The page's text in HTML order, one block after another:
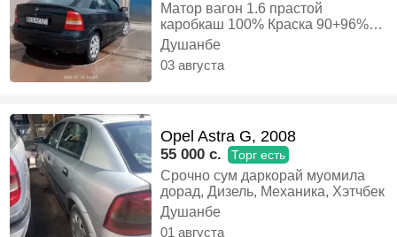
Матор вагон 1.6 прастой
каробкаш 100% Краска 90+96%
Балон 86-96% Ҳуҷат дорад 6-
7моҳ Мошин нахаду биги ҳайкун
суҳбат бо ватсап марҳамат бо
Душанбе
03 августа
Opel Astra G, 2008
55 000 c. Торг есть
Срочно сум даркорай муомила
дорад, Дизель, Механика, Хэтчбек
Душанбе
01 августа